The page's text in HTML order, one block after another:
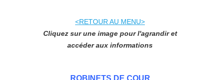
<RETOUR AU MENU>
Cliquez sur une image pour l'agrandir et
accéder aux informations
ROBINETS DE COUR